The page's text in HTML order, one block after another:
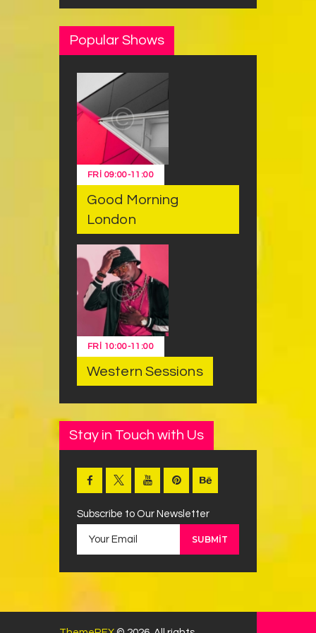
Popular Shows
FRI 09:00-11:00
Good Morning
London
FRI 10:00-11:00
Western Sessions
Stay in Touch with Us
Subscribe to Our Newsletter